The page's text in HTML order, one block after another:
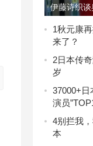
伊藤诗织
记》在日上
1秋元康
来了？
2日本传
岁
37000+日
演员
4别拦我
本